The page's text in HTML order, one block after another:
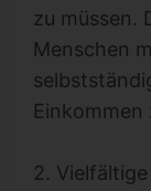
zu müssen.
Menschen
Einkommen
2.